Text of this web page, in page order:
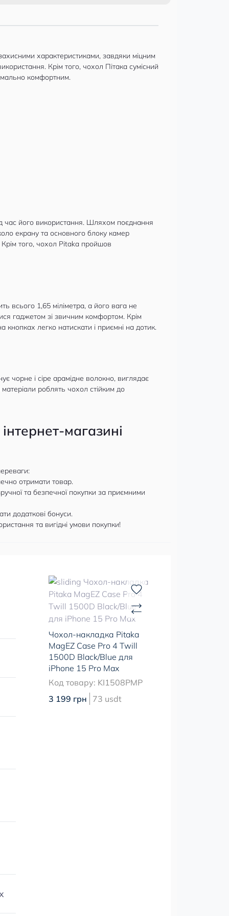
характеристиками, завдяки міцним
Крім того, чохол Пітака сумісний
комфортним.
час його використання. Шляхом поєднання
екрану та основного блоку камер
того, чохол Pitaka пройшов
всього 1,65 міліметра, а його вага не
гаджетом зі звичним комфортом. Крім
кнопках легко натискати і приємні на дотик.
чорне і сіре арамідне волокно, виглядає
роблять чохол стійким до
магазині
отримати товар.
та безпечної покупки за приємними
додаткові бонуси.
та вигідні умови покупки!
Чохол-накладка Pitaka
MagEZ Case Pro 4 Twill
1500D Black/Blue для
iPhone 15 Pro Max
Код товару: KI1508PMP
3 199 грн
73 usdt